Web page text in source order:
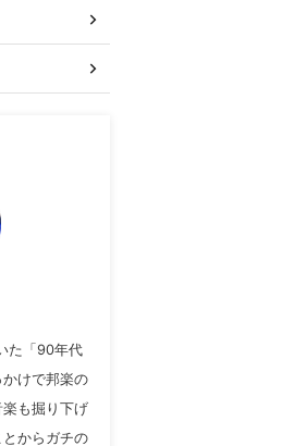
た「90年代
けで邦楽の
も掘り下げ
からガチの